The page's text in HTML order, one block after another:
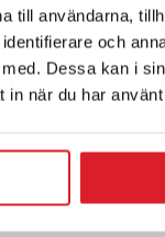
till användarna,
och
Dessa kan i
in när du har